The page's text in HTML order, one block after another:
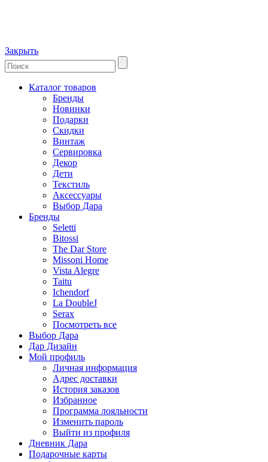
Закрыть
Каталог товаров
Бренды
Новинки
Подарки
Скидки
Винтаж
Сервировка
Декор
Дети
Текстиль
Аксессуары
Выбор Дара
Бренды
Seletti
Bitossi
The Dar Store
Missoni Home
Vista Alegre
Taitu
Ichendorf
La DoubleJ
Serax
Посмотреть все
Выбор Дара
Дар Дизайн
Мой профиль
Личная информация
Адрес доставки
История заказов
Избранное
Программа лояльности
Изменить пароль
Выйти из профиля
Дневник Дара
Подарочные карты